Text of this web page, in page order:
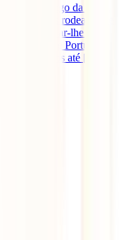
ao longo da costa,
fluviais rodeadas de
é artigo é dar-lhe a
Centro de Portugal.
até [...]